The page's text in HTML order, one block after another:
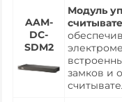
AAM-
DC-
SDM2
Модуль
замков и